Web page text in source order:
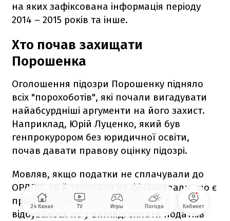
на яких зафіксована інформація періоду
2014 – 2015 років та інше.
Хто почав захищати
Порошенка
Оголошення підозри Порошенку підняло
всіх "порохоботів", які почали вигадувати
найабсурдніші аргументи на його захист.
Наприклад, Юрій Луценко, який був
генпрокурором без юридичної освіти,
почав давати правову оцінку підозрі.
Мовляв, якщо податки не сплачували до
ОРДЛО, то й тероризм не фінансували, що є
просто підміною понять, адже усе
відбувалося не у вигляді сплати податків
24 Канал TV Игры Погода Кабинет